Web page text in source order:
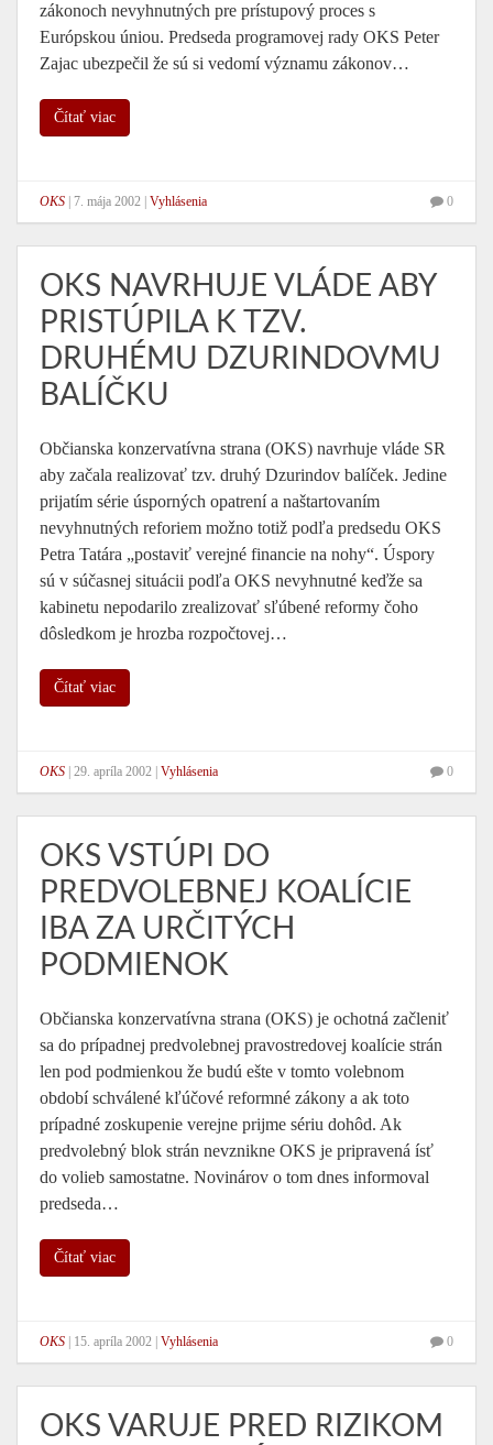
zákonoch nevyhnutných pre prístupový proces s
Európskou úniou. Predseda programovej rady OKS Peter
Zajac ubezpečil že sú si vedomí významu zákonov…
Čítať viac
OKS 7. mája 2002 Vyhlásenia 0
OKS NAVRHUJE VLÁDE ABY
PRISTÚPILA K TZV.
DRUHÉMU DZURINDOVMU
BALÍČKU
Občianska konzervatívna strana (OKS) navrhuje vláde SR
aby začala realizovať tzv. druhý Dzurindov balíček. Jedine
prijatím série úsporných opatrení a naštartovaním
nevyhnutných reforiem možno totiž podľa predsedu OKS
Petra Tatára „postaviť verejné financie na nohy“. Úspory
sú v súčasnej situácii podľa OKS nevyhnutné keďže sa
kabinetu nepodarilo zrealizovať sľúbené reformy čoho
dôsledkom je hrozba rozpočtovej…
Čítať viac
OKS 29. apríla 2002 Vyhlásenia 0
OKS VSTÚPI DO
PREDVOLEBNEJ KOALÍCIE
IBA ZA URČITÝCH
PODMIENOK
Občianska konzervatívna strana (OKS) je ochotná začleniť
sa do prípadnej predvolebnej pravostredovej koalície strán
len pod podmienkou že budú ešte v tomto volebnom
období schválené kľúčové reformné zákony a ak toto
prípadné zoskupenie verejne prijme sériu dohôd. Ak
predvolebný blok strán nevznikne OKS je pripravená ísť
do volieb samostatne. Novinárov o tom dnes informoval
predseda…
Čítať viac
OKS 15. apríla 2002 Vyhlásenia 0
OKS VARUJE PRED RIZIKOM